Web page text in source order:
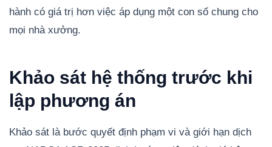
hành có giá trị hơn việc áp dụng một con số chung cho
mọi nhà xưởng.
Khảo sát hệ thống trước khi
lập phương án
Khảo sát là bước quyết định phạm vi và giới hạn dịch